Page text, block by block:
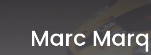
Marc